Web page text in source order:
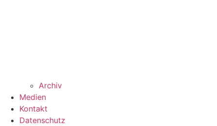
Archiv
Medien
Kontakt
Datenschutz